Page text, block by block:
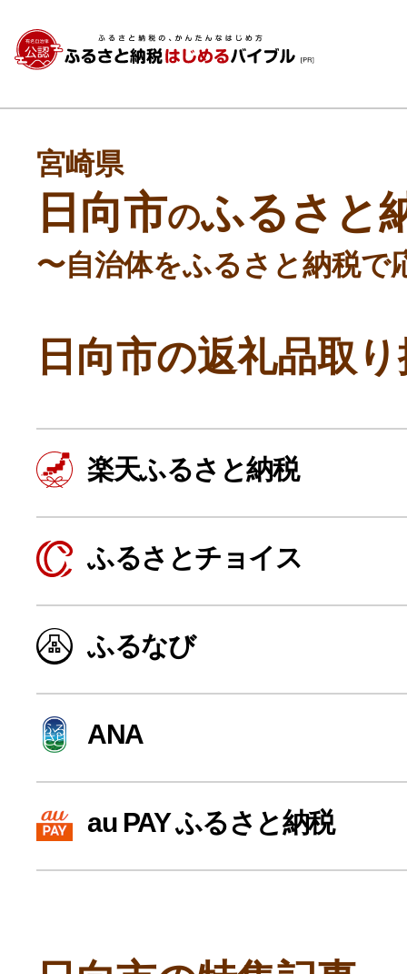
よく見られている返礼品
ふるさと納税徹底比較
寄付上限額シミュレーション
宮崎県
日向市のふるさと
〜自治体をふるさと納税で
日向市の返礼品取
楽天ふるさと納税
ふるさとチョイス
ふるなび
ANA
au PAY ふるさと納税